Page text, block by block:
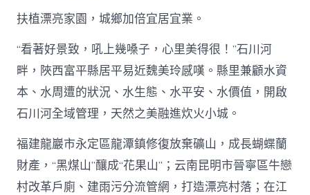
扶植漂亮家園，城鄉加倍宜居宜業。
“看著好景致，吼上幾嗓子，心里美得很！”石川河
畔，陜西富平縣居平易近魏美玲感嘆。縣里兼顧水資
本、水周遭的狀況、水生態、水平安、水價值，開啟
石川河全域管理，天然之美融進炊火小城。
福建龍巖市永定區龍潭鎮修復放棄礦山，成長蝴蝶蘭
財產，“黑煤山”釀成“花果山”；云南昆明市晉寧區牛戀
村改革戶廁、建雨污分流管網，打造漂亮村落；在江